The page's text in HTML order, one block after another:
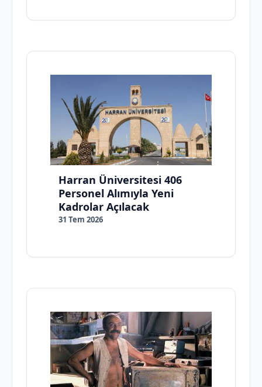
Harran Üniversitesi 406
Personel Alımıyla Yeni
Kadrolar Açılacak
31 Tem 2026